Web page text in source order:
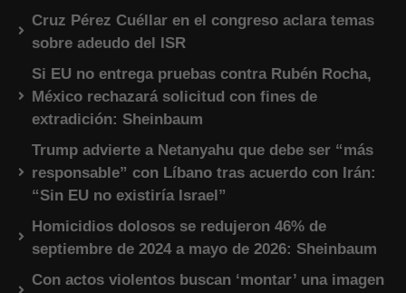
Cruz Pérez Cuéllar en el congreso aclara temas
sobre adeudo del ISR
Si EU no entrega pruebas contra Rubén Rocha,
México rechazará solicitud con fines de
extradición: Sheinbaum
Trump advierte a Netanyahu que debe ser “más
responsable” con Líbano tras acuerdo con Irán:
“Sin EU no existiría Israel”
Homicidios dolosos se redujeron 46% de
septiembre de 2024 a mayo de 2026: Sheinbaum
Con actos violentos buscan ‘montar’ una imagen